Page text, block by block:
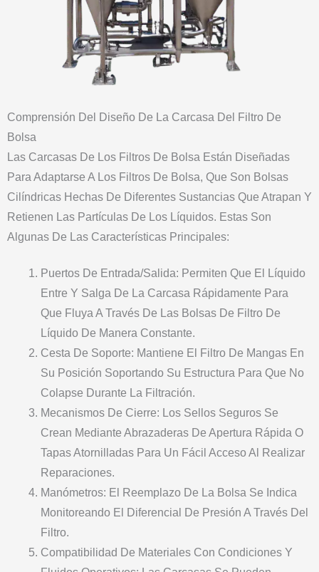
Comprensión Del Diseño De La Carcasa Del Filtro De
Bolsa
Las Carcasas De Los Filtros De Bolsa Están Diseñadas
Para Adaptarse A Los Filtros De Bolsa, Que Son Bolsas
Cilíndricas Hechas De Diferentes Sustancias Que Atrapan Y
Retienen Las Partículas De Los Líquidos. Estas Son
Algunas De Las Características Principales:
Puertos De Entrada/salida: Permiten Que El Líquido
Entre Y Salga De La Carcasa Rápidamente Para
Que Fluya A Través De Las Bolsas De Filtro De
Líquido De Manera Constante.
Cesta De Soporte: Mantiene El Filtro De Mangas En
Su Posición Soportando Su Estructura Para Que No
Colapse Durante La Filtración.
Mecanismos De Cierre: Los Sellos Seguros Se
Crean Mediante Abrazaderas De Apertura Rápida O
Tapas Atornilladas Para Un Fácil Acceso Al Realizar
Reparaciones.
Manómetros: El Reemplazo De La Bolsa Se Indica
Monitoreando El Diferencial De Presión A Través Del
Filtro.
Compatibilidad De Materiales Con Condiciones Y